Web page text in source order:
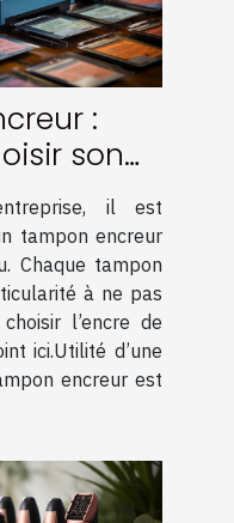
:
son
il est
tampon encreur
Chaque tampon
à ne pas
l’encre de
ici.Utilité d’une
encreur est